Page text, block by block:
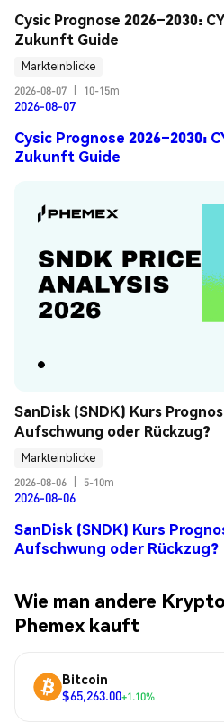
Cysic Prognose 2026–2030:
Zukunft Guide
Markteinblicke
2026-08-07
10-15m
2026-08-07
Cysic Prognose 2026–2030:
Zukunft Guide
SanDisk (SNDK) Kurs
Aufschwung oder Rückzug?
Markteinblicke
2026-08-06
5-10m
2026-08-06
SanDisk (SNDK) Kurs
Aufschwung oder Rückzug?
Wie man andere
Phemex kauft
Bitcoin
$65,263.00+1.10%